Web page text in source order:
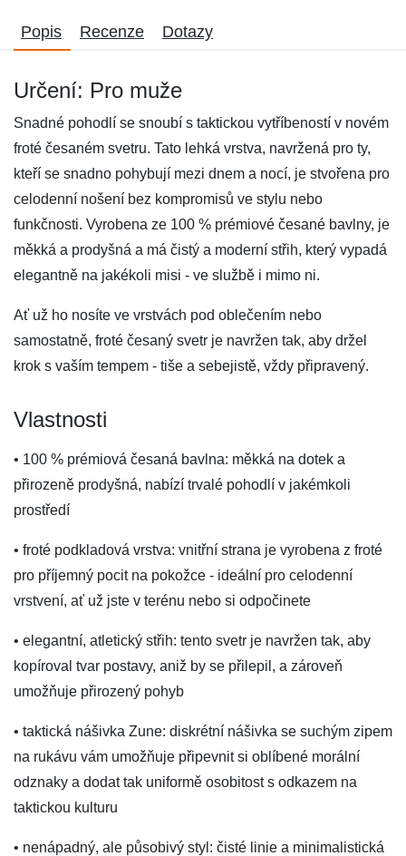
Popis Recenze Dotazy
Určení: Pro muže
Snadné pohodlí se snoubí s taktickou vytříbeností v novém
froté česaném svetru. Tato lehká vrstva, navržená pro ty,
kteří se snadno pohybují mezi dnem a nocí, je stvořena pro
celodenní nošení bez kompromisů ve stylu nebo
funkčnosti. Vyrobena ze 100 % prémiové česané bavlny, je
měkká a prodyšná a má čistý a moderní střih, který vypadá
elegantně na jakékoli misi - ve službě i mimo ni.
Ať už ho nosíte ve vrstvách pod oblečením nebo
samostatně, froté česaný svetr je navržen tak, aby držel
krok s vaším tempem - tiše a sebejistě, vždy připravený.
Vlastnosti
• 100 % prémiová česaná bavlna: měkká na dotek a
přirozeně prodyšná, nabízí trvalé pohodlí v jakémkoli
prostředí
• froté podkladová vrstva: vnitřní strana je vyrobena z froté
pro příjemný pocit na pokožce - ideální pro celodenní
vrstvení, ať už jste v terénu nebo si odpočinete
• elegantní, atletický střih: tento svetr je navržen tak, aby
kopíroval tvar postavy, aniž by se přilepil, a zároveň
umožňuje přirozený pohyb
• taktická nášivka Zune: diskrétní nášivka se suchým zipem
na rukávu vám umožňuje připevnit si oblíbené morální
odznaky a dodat tak uniformě osobitost s odkazem na
taktickou kulturu
• nenápadný, ale působivý styl: čisté linie a minimalistická